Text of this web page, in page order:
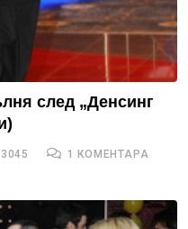
след „Денсинг
3045 1 КОМЕНТАРА